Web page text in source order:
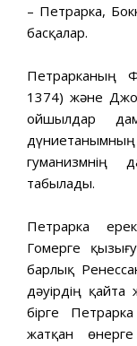
– Петрарка,
басқалар.
Петрарканың
1374) және
ойшылдар
гуманизмнің
табылады.
Петрарка
Гомерге
барлық
дәуірдің
бірге
жатқан